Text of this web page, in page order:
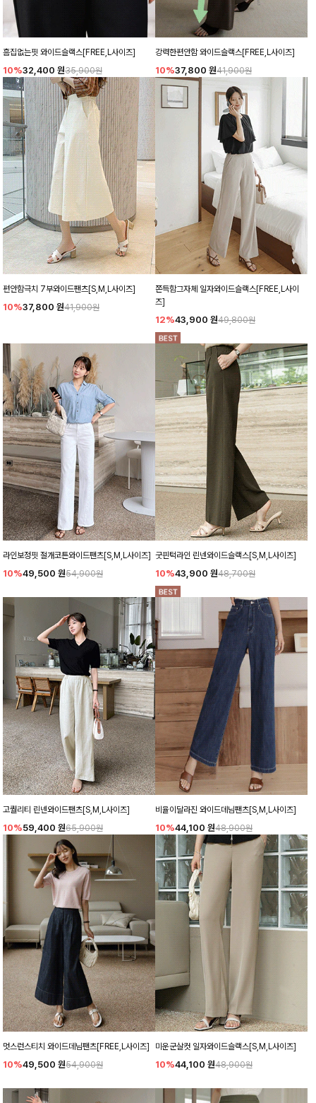
흠집없는핏 와이드슬랙스[FREE,L사이즈]
10%32,400 원35,900원
강력한편안함 와이드슬랙스[FREE,L사이즈]
10%37,800 원41,900원
편안함극치 7부와이드팬츠[S,M,L사이즈]
10%37,800 원41,900원
쫀득함그자체 일자와이드슬랙스[FREE,L사이
즈]
12%43,900 원49,800원
라인보정핏 절개코튼와이드팬츠[S,M,L사이즈]
10%49,500 원54,900원
굿핀턱라인 린넨와이드슬랙스[S,M,L사이즈]
10%43,900 원48,700원
고퀄리티 린넨와이드팬츠[S,M,L사이즈]
10%59,400 원65,900원
비율이달라진 와이드데님팬츠[S,M,L사이즈]
10%44,100 원48,900원
멋스런스티치 와이드데님팬츠[FREE,L사이즈]
10%49,500 원54,900원
미운군살컷 일자와이드슬랙스[S,M,L사이즈]
10%44,100 원48,900원